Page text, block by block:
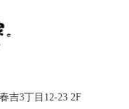
吉3丁目12-23 2F